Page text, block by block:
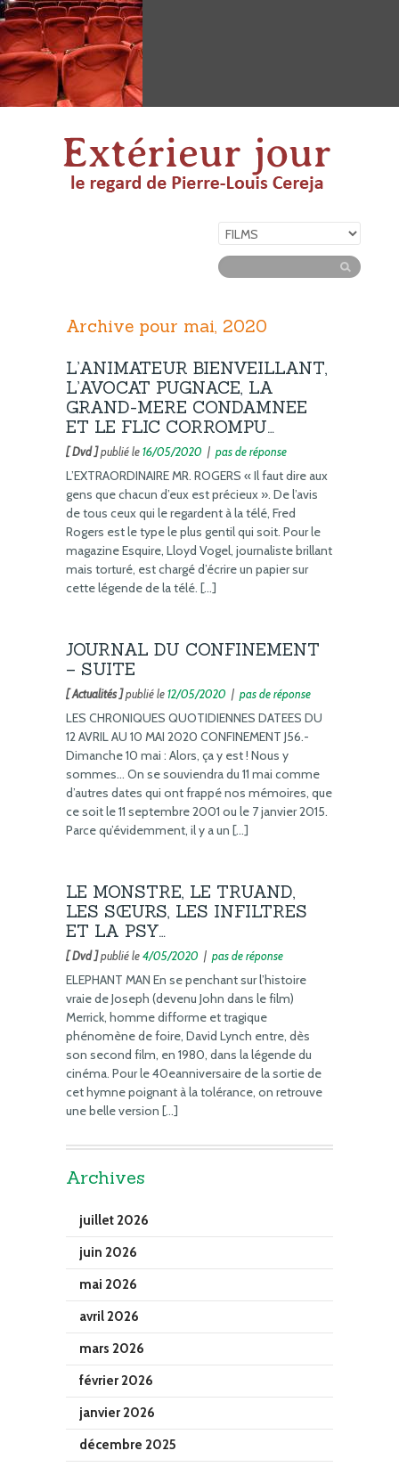
Archive pour mai, 2020
L’ANIMATEUR BIENVEILLANT,
L’AVOCAT PUGNACE, LA
GRAND-MERE CONDAMNEE
ET LE FLIC CORROMPU…
[ Dvd ]publié le16/05/2020 | pas de réponse
L’EXTRAORDINAIRE MR. ROGERS « Il faut dire aux
gens que chacun d’eux est précieux ». De l’avis
de tous ceux qui le regardent à la télé, Fred
Rogers est le type le plus gentil qui soit. Pour le
magazine Esquire, Lloyd Vogel, journaliste brillant
mais torturé, est chargé d’écrire un papier sur
cette légende de la télé. […]
JOURNAL DU CONFINEMENT
– SUITE
[ Actualités ]publié le12/05/2020 | pas de réponse
LES CHRONIQUES QUOTIDIENNES DATEES DU
12 AVRIL AU 10 MAI 2020 CONFINEMENT J56.-
Dimanche 10 mai : Alors, ça y est ! Nous y
sommes… On se souviendra du 11 mai comme
d’autres dates qui ont frappé nos mémoires, que
ce soit le 11 septembre 2001 ou le 7 janvier 2015.
Parce qu’évidemment, il y a un […]
LE MONSTRE, LE TRUAND,
LES SŒURS, LES INFILTRES
ET LA PSY…
[ Dvd ]publié le4/05/2020 | pas de réponse
ELEPHANT MAN En se penchant sur l’histoire
vraie de Joseph (devenu John dans le film)
Merrick, homme difforme et tragique
phénomène de foire, David Lynch entre, dès
son second film, en 1980, dans la légende du
cinéma. Pour le 40eanniversaire de la sortie de
cet hymne poignant à la tolérance, on retrouve
une belle version […]
Archives
juillet 2026
juin 2026
mai 2026
avril 2026
mars 2026
février 2026
janvier 2026
décembre 2025